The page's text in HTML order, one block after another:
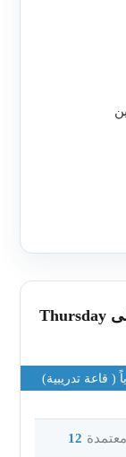
على
للجمعية.
من: Wednesday August 26, 2026 إلى Thursday
( قاعة تدريبية)
12